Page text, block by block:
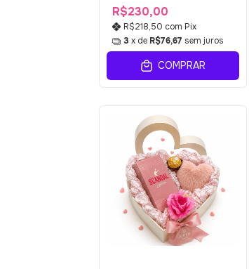
R$230,00
R$218,50 com Pix
3 x de R$76,67 sem juros
COMPRAR